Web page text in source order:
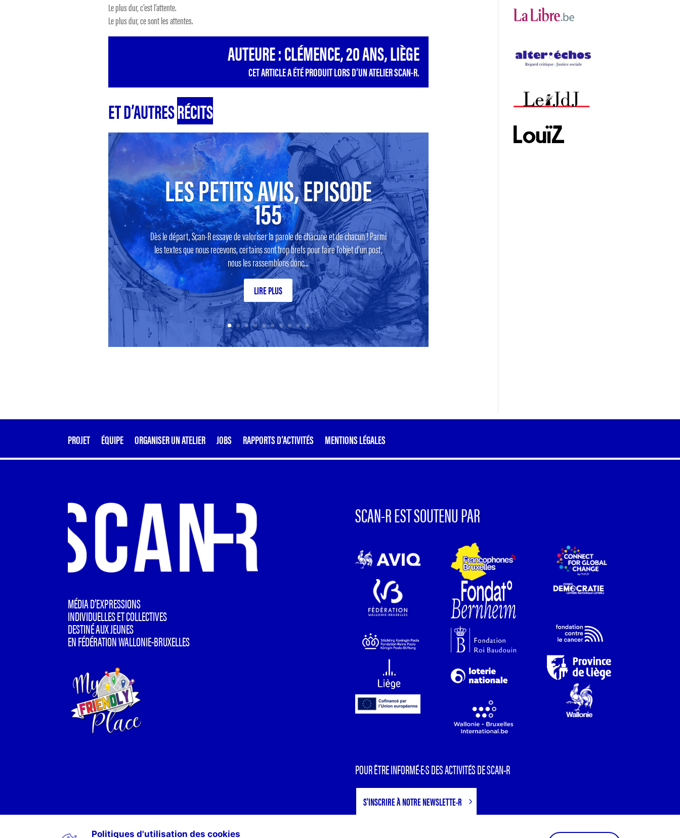
Le plus dur, c’est l’attente.
Le plus dur, ce sont les attentes.
AUTEURE : CLÉMENCE, 20 ANS, LIÈGE
CET ARTICLE A ÉTÉ PRODUIT LORS D’UN ATELIER SCAN-R.
ET D’AUTRESRÉCITS
LES PETITS AVIS, EPISODE
155
Dès le départ, Scan-R essaye de valoriser la parole de chacune et de chacun ! Parmi
les textes que nous recevons, certains sont trop brefs pour faire l’objet d’un post,
nous les rassemblons donc...
LIRE PLUS
PROJET ÉQUIPE ORGANISER UN ATELIER JOBS RAPPORTS D’ACTIVITÉS MENTIONS LÉGALES
MÉDIA D’EXPRESSIONS
INDIVIDUELLES ET COLLECTIVES
DESTINÉ AUX JEUNES
EN FÉDÉRATION WALLONIE-BRUXELLES
SCAN-R EST SOUTENU PAR
POUR ÊTRE INFORMÉ·E·S DES ACTIVITÉS DE SCAN-R
S'INSCRIRE À NOTRE NEWSLETTE-R
Politiques d'utilisation des cookies